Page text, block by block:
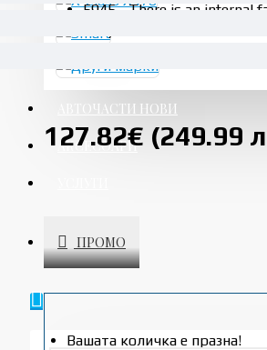
АВТОЧАСТИ НОВИ
АКСЕСОАРИ
ПРОМО
Вашата количка е празна!
5945 - There is an internal
127.82€ (249.99